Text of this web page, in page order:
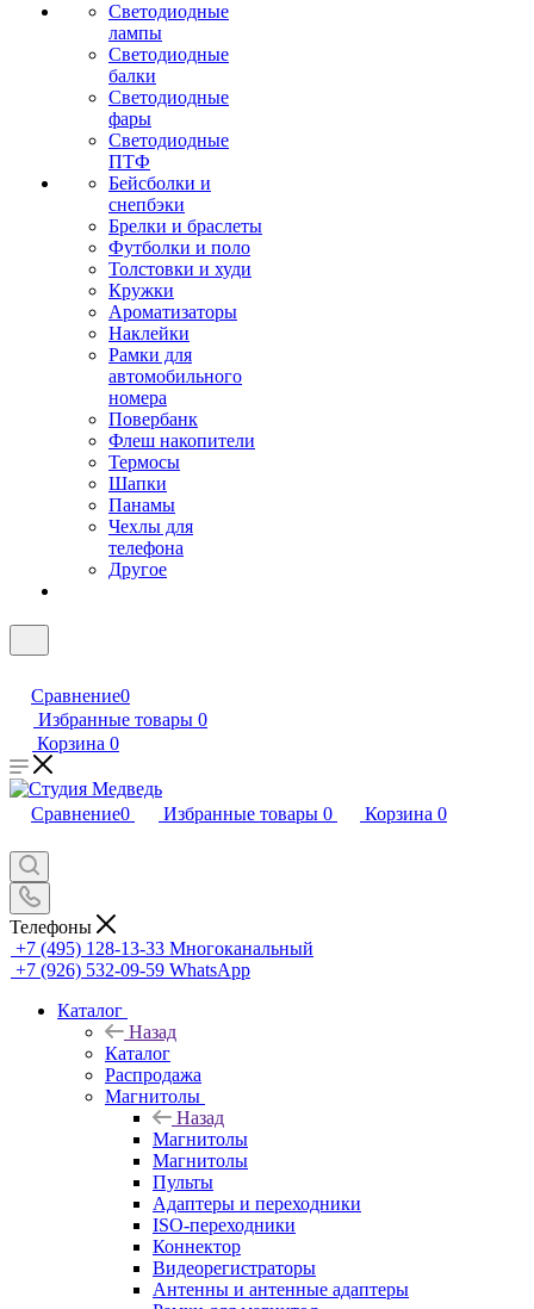
Светодиодные
лампы
Светодиодные
балки
Светодиодные
фары
Светодиодные
ПТФ
Бейсболки и
снепбэки
Брелки и браслеты
Футболки и поло
Толстовки и худи
Кружки
Ароматизаторы
Наклейки
Рамки для
автомобильного
номера
Повербанк
Флеш накопители
Термосы
Шапки
Панамы
Чехлы для
телефона
Другое
Сравнение0
Избранные товары 0
Корзина 0
Сравнение0 Избранные товары 0 Корзина 0
Телефоны
+7 (495) 128-13-33 Многоканальный
+7 (926) 532-09-59 WhatsApp
Каталог
Назад
Каталог
Распродажа
Магнитолы
Назад
Магнитолы
Магнитолы
Пульты
Адаптеры и переходники
ISO-переходники
Коннектор
Видеорегистраторы
Антенны и антенные адаптеры